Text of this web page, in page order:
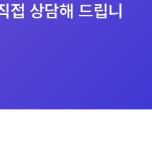
접 상담해 드립니